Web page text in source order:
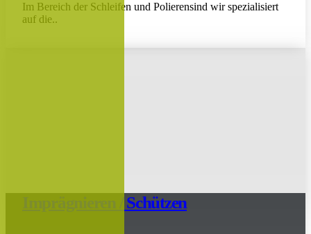
Im Bereich der Schleifen und Polierensind wir spezialisiert
auf die..
Imprägnieren / Schützen